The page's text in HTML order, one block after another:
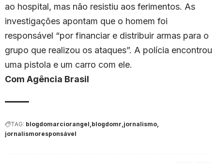
ao hospital, mas não resistiu aos ferimentos. As
investigações apontam que o homem foi
responsável “por financiar e distribuir armas para o
grupo que realizou os ataques”. A polícia encontrou
uma pistola e um carro com ele.
Com Agência Brasil
TAG: blogdomarciorangel blogdomr jornalismo
jornalismoresponsável